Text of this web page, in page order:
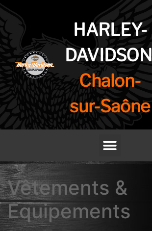
HARLEY-
DAVIDSON
Chalon-
sur-Saône
Vêtements &
Equipements